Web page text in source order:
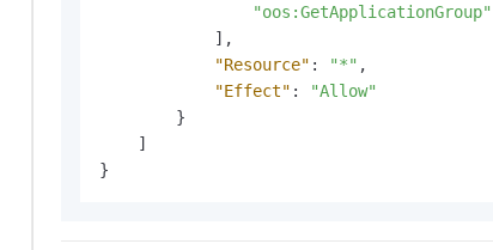
"oos:GetApplicationGroup"
] ,
"Resource" : "*" ,
"Effect" :
"Allow"
}
]
}